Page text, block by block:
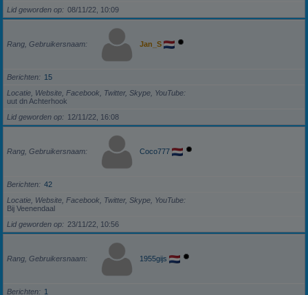
Lid geworden op
08/11/22, 10:09
Rang, Gebruikersnaam Jan_S
Berichten
15
Locatie, Website, Facebook, Twitter, Skype, YouTube
uut dn Achterhook
Lid geworden op
12/11/22, 16:08
Rang, Gebruikersnaam Coco777
Berichten
42
Locatie, Website, Facebook, Twitter, Skype, YouTube
Bij Veenendaal
Lid geworden op
23/11/22, 10:56
Rang, Gebruikersnaam 1955gijs
Berichten 1